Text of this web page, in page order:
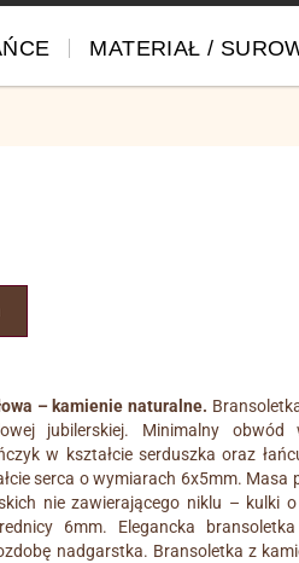
MATERIAŁ /
– kamienie naturalne.
jubilerskiej. Minimalny obwód
w kształcie serduszka oraz
serca o wymiarach 6x5mm. Masa
nie zawierającego niklu – kulki
6mm. Elegancka
nadgarstka. Bransoletka z